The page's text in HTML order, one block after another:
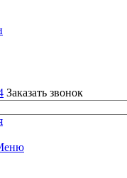
Заказать звонок